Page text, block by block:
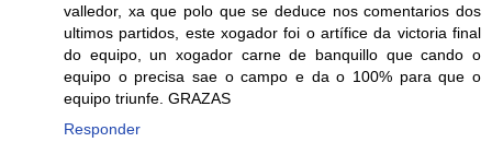
valledor, xa que polo que se deduce nos comentarios dos
ultimos partidos, este xogador foi o artífice da victoria final
do equipo, un xogador carne de banquillo que cando o
equipo o precisa sae o campo e da o 100% para que o
equipo triunfe. GRAZAS
Responder